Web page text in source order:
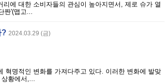
에 대한 소비자들의 관심이 높아지면서, 제로 슈가 열
짠'(맵고...
? 2024.03.29 (금)
혁명적인 변화를 가져다주고 있다. 이러한 변화에 발맞
황에서,...